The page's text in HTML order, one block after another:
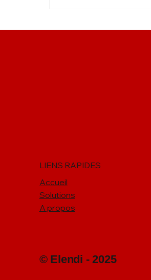
maximum
LIENS RAPIDES
Accueil
Solutions
A propos
© Elendi - 2025